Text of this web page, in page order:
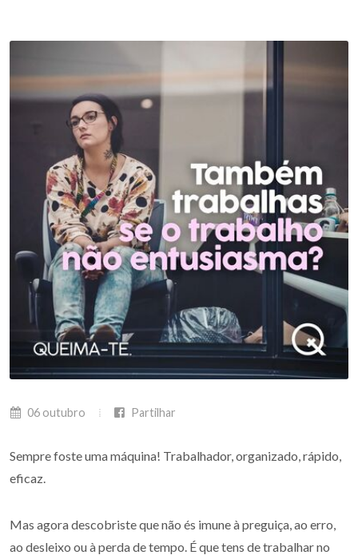
06 outubro Partilhar
Sempre foste uma máquina! Trabalhador, organizado, rápido,
eficaz.
Mas agora descobriste que não és imune à preguiça, ao erro,
ao desleixo ou à perda de tempo. É que tens de trabalhar no